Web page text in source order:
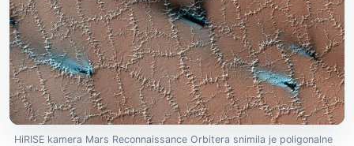
HiRISE kamera Mars Reconnaissance Orbitera snimila je poligonalne